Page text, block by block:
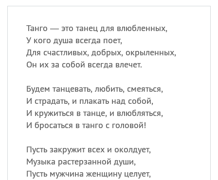
Танго — это танец для влюбленных,
У кого душа всегда поет,
Для счастливых, добрых, окрыленных,
Он их за собой всегда влечет.
Будем танцевать, любить, смеяться,
И страдать, и плакать над собой,
И кружиться в танце, и влюбляться,
И бросаться в танго с головой!
Пусть закружит всех и околдует,
Музыка растерзанной души,
Пусть мужчина женщину целует,